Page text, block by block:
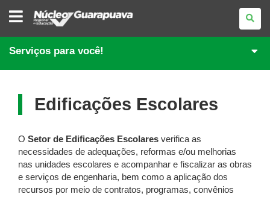
NÚCLEO
REGIONAL
EDUCAÇÃO
DE
GUARAPUAVA
Serviços para você!
Edificações Escolares
O Setor de Edificações Escolares verifica as
necessidades de adequações, reformas e/ou melhorias
nas unidades escolares e acompanhar e fiscalizar as obras
e serviços de engenharia, bem como a aplicação dos
recursos por meio de contratos, programas, convênios